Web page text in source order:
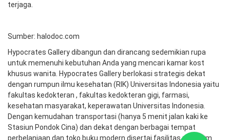
terjaga.
Sumber: halodoc.com
Hypocrates Gallery dibangun dan dirancang sedemikian rupa
untuk memenuhi kebutuhan Anda yang mencari kamar kost
khusus wanita. Hypocrates Gallery berlokasi strategis dekat
dengan rumpun ilmu kesehatan (RIK) Universitas Indonesia yaitu
fakultas kedokteran , fakultas kedokteran gigi, farmasi,
kesehatan masyarakat, keperawatan Universitas Indonesia.
Dengan kemudahan transportasi (hanya 5 menit jalan kaki ke
Stasiun Pondok Cina) dan dekat dengan berbagai tempat
perbelanjaan dan toko buku modern disertai fasilitas premium